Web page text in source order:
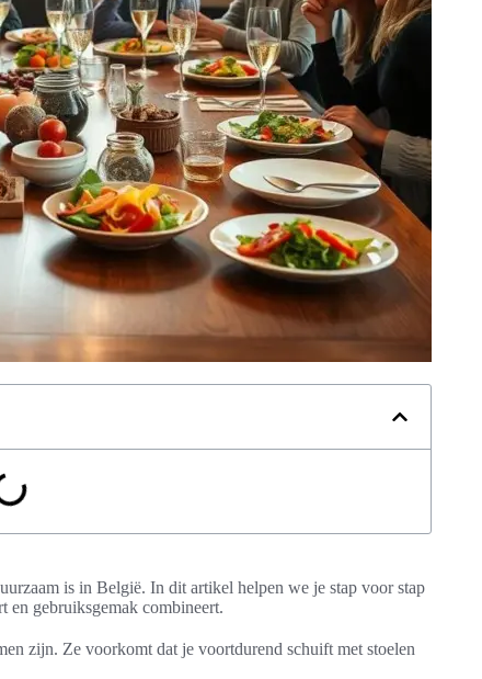
is in België. In dit artikel helpen we je stap voor stap
en gebruiksgemak combineert.
zijn. Ze voorkomt dat je voortdurend schuift met stoelen